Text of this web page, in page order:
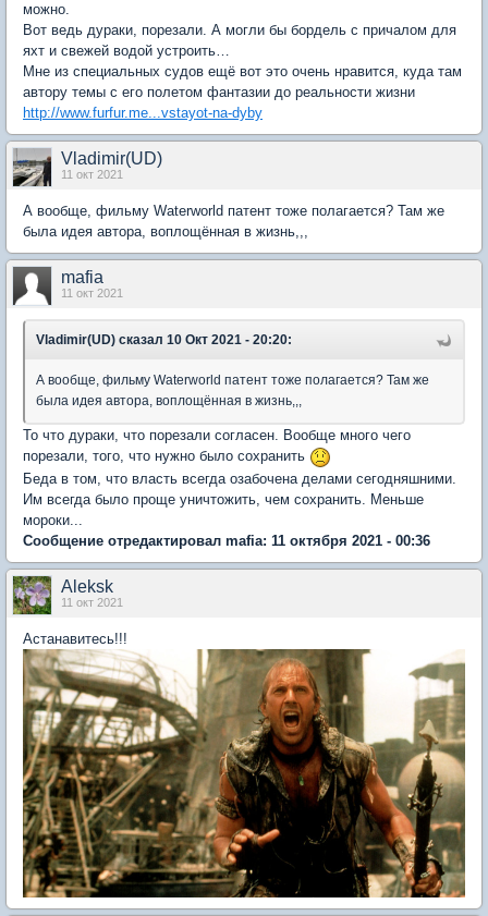
можно.
Вот ведь дураки, порезали. А могли бы бордель с причалом для
яхт и свежей водой устроить…
Мне из специальных судов ещё вот это очень нравится, куда там
автору темы с его полетом фантазии до реальности жизни
http://www.furfur.me...vstayot-na-dyby
Vladimir(UD)
11 окт 2021
А вообще, фильму Waterworld патент тоже полагается? Там же
была идея автора, воплощённая в жизнь,,,
mafia
11 окт 2021
Vladimir(UD) сказал 10 Окт 2021 - 20:20:
А вообще, фильму Waterworld патент тоже полагается? Там же
была идея автора, воплощённая в жизнь,,,
То что дураки, что порезали согласен. Вообще много чего
порезали, того, что нужно было сохранить
Беда в том, что власть всегда озабочена делами сегодняшними.
Им всегда было проще уничтожить, чем сохранить. Меньше
мороки...
Сообщение отредактировал mafia: 11 октября 2021 - 00:36
Aleksk
11 окт 2021
Астанавитесь!!!